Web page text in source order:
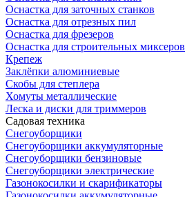
Оснастка для заточных станков
Оснастка для отрезных пил
Оснастка для фрезеров
Оснастка для строительных миксеров
Крепеж
Заклёпки алюминиевые
Скобы для степлера
Хомуты металлические
Леска и диски для триммеров
Садовая техника
Снегоуборщики
Снегоуборщики аккумуляторные
Снегоуборщики бензиновые
Снегоуборщики электрические
Газонокосилки и скарификаторы